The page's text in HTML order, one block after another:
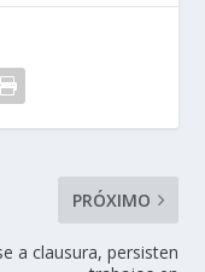
PRÓXIMO
a clausura, persisten